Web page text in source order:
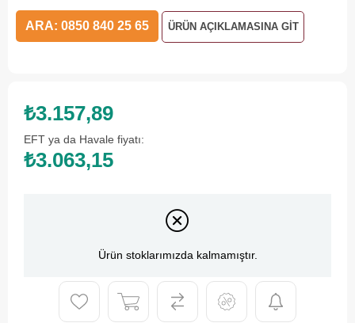
ARA: 0850 840 25 65 ÜRÜN AÇIKLAMASINA GİT
₺3.157,89
EFT ya da Havale fiyatı:
₺3.063,15
Ürün stoklarımızda kalmamıştır.